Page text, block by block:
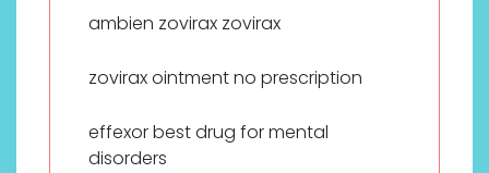
ambien zovirax zovirax
zovirax ointment no prescription
effexor best drug for mental
disorders